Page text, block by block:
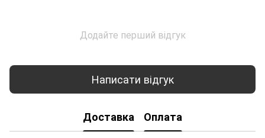
Додайте перший відгук
Написати відгук
Доставка Оплата